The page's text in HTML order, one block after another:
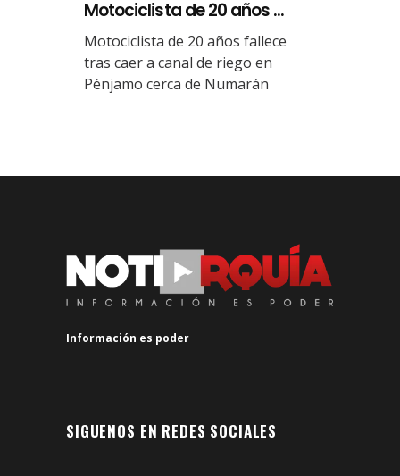
Motociclista de 20 años ...
Motociclista de 20 años fallece
tras caer a canal de riego en
Pénjamo cerca de Numarán
Información es poder
SIGUENOS EN REDES SOCIALES